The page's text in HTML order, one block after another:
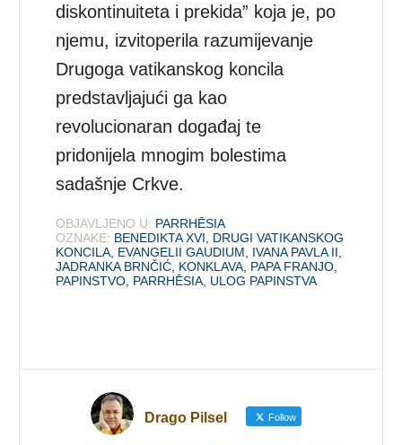
diskontinuiteta i prekida” koja je, po
njemu, izvitoperila razumijevanje
Drugoga vatikanskog koncila
predstavljajući ga kao
revolucionaran događaj te
pridonijela mnogim bolestima
sadašnje Crkve.
OBJAVLJENO U: PARRHĒSIA
OZNAKE: BENEDIKTA XVI
DRUGI VATIKANSKOG
KONCILA EVANGELII GAUDIUM IVANA PAVLA II
JADRANKA BRNČIĆ KONKLAVA PAPA FRANJO
PAPINSTVO PARRHĒSIA ULOG PAPINSTVA
Drago Pilsel Follow